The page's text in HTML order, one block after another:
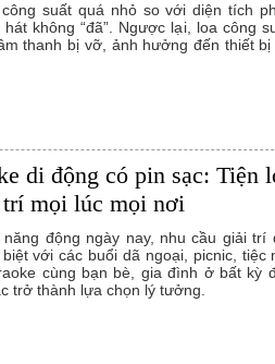
suất quá nhỏ so với diện tích
không “đã”. Ngược lại, loa công
thanh bị vỡ, ảnh hưởng đến thiết
di động có pin sạc: Tiện
mọi lúc mọi nơi
động ngày nay, nhu cầu giải trí
với các buổi dã ngoại, picnic, tiệc
cùng bạn bè, gia đình ở bất kỳ
trở thành lựa chọn lý tưởng.